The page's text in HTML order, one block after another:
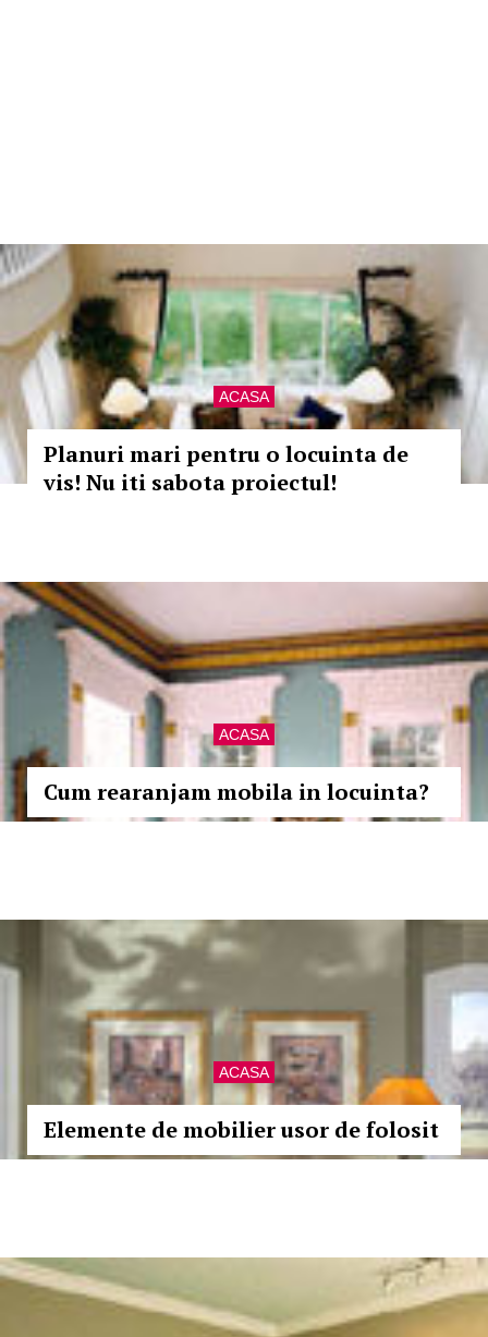
ACASA
Planuri mari pentru o locuinta de
vis! Nu iti sabota proiectul!
ACASA
Cum rearanjam mobila in locuinta?
ACASA
Elemente de mobilier usor de folosit